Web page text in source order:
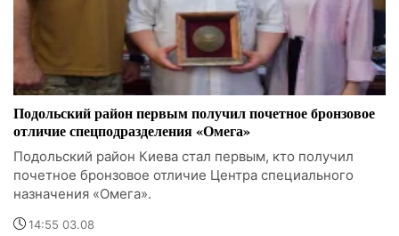
Подольский район первым получил почетное бронзовое
отличие спецподразделения «Омега»
Подольский район Киева стал первым, кто получил
почетное бронзовое отличие Центра специального
назначения «Омега».
14:55 03.08